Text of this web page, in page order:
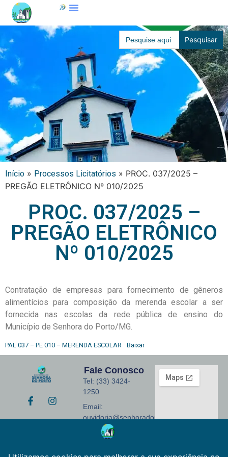
Search
for:
Início » Processos Licitatórios » PROC. 037/2025 –
PREGÃO ELETRÔNICO Nº 010/2025
PROC. 037/2025 –
PREGÃO ELETRÔNICO
Nº 010/2025
Contratação de empresas para fornecimento de gêneros
alimentícios para composição da merenda escolar a ser
fornecida nas escolas da rede pública de ensino do
Município de Senhora do Porto/MG.
PAL 037 – PE 010 – MERENDA ESCOLAR Baixar
Fale Conosco
Tel: (33) 3424-
1250
Email:
ouvidoria@senhoradoporto.mg.gov.br
Endereço: Praça
Coelho, 155